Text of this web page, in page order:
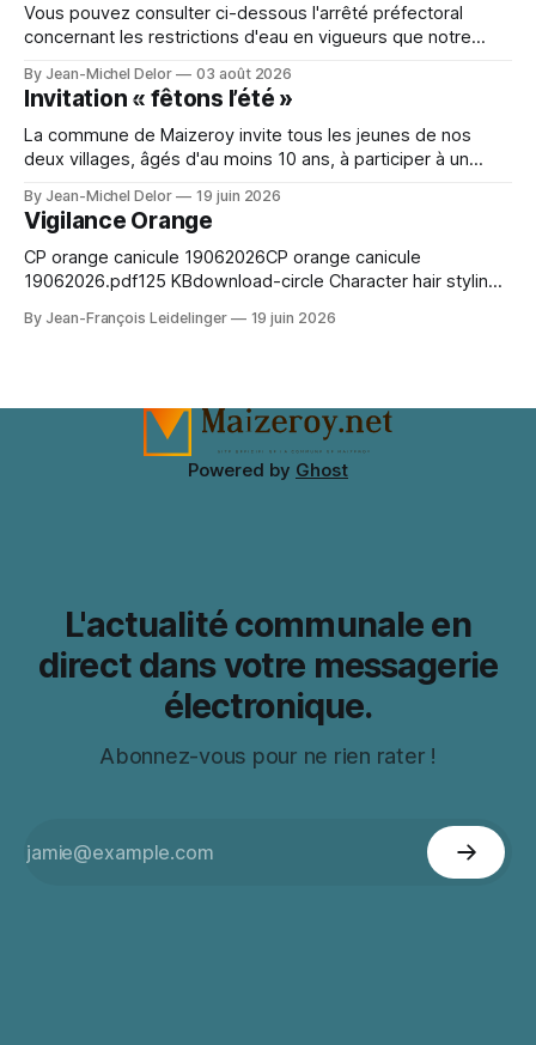
Vous pouvez consulter ci-dessous l'arrêté préfectoral
concernant les restrictions d'eau en vigueurs que notre
with comfort during events or photo shoots. Lighting can
change how textures and colours appear in photographs.
For event preparation, Space Ereshkigal cosplay
By Jean-Michel Delor 03 août 2026
Invitation « fêtons l’été »
La commune de Maizeroy invite tous les jeunes de nos
deux villages, âgés d'au moins 10 ans, à participer à un
création. Venez nombreux !
By Jean-Michel Delor 19 juin 2026
Vigilance Orange
CP orange canicule 19062026CP orange canicule
19062026.pdf125 KBdownload-circle Character hair styling
A wig cap can improve stability and keep natural hair
By Jean-François Leidelinger 19 juin 2026
Powered by Ghost
L'actualité communale en
direct dans votre messagerie
électronique.
Abonnez-vous pour ne rien rater !